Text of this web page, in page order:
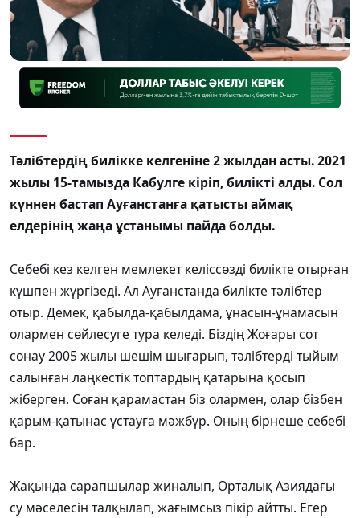
Тәлібтердің билікке келгеніне 2 жылдан асты. 2021
жылы 15-тамызда Кабулге кіріп, билікті алды. Сол
күннен бастап Ауғанстанға қатысты аймақ
елдерінің жаңа ұстанымы пайда болды.
Себебі кез келген мемлекет келіссөзді билікте отырған
күшпен жүргізеді. Ал Ауғанстанда билікте тәлібтер
отыр. Демек, қабылда-қабылдама, ұнасын-ұнамасын
олармен сөйлесуге тура келеді. Біздің Жоғары сот
сонау 2005 жылы шешім шығарып, тәлібтерді тыйым
салынған лаңкестік топтардың қатарына қосып
жіберген. Соған қарамастан біз олармен, олар бізбен
қарым-қатынас ұстауға мәжбүр. Оның бірнеше себебі
бар.
Жақында сарапшылар жиналып, Орталық Азиядағы
су мәселесін талқылап, жағымсыз пікір айтты. Егер